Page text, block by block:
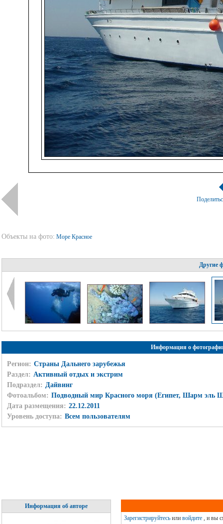
Объекты на фото: Море Красное
Другие
Информация о
Регион: Страны Дальнего зарубежья
Раздел: Активный отдых и экстрим
Подраздел: Дайвинг
Фотоальбом: Подводный мир Красного моря (Египет, Шарм эль
Дата размещения: 22.12.2011
Уровень доступа: Всем пользователям
Информация об авторе
Зарегистрируйтесьили войдите, и вы